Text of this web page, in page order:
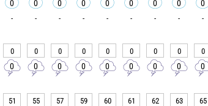
0 0 0 0 0 0 0 0 0
- - - - - - - - -
0 0 0 0 0 0 0 0 0
0 0 0 0 0 0 0 0 0
51 55 57 59 60 61 62 63 65